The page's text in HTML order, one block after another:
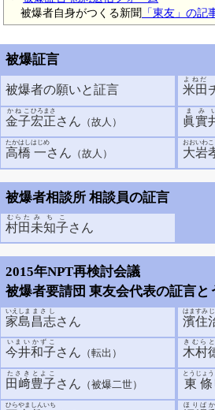
被爆者自身がつくる新聞 「東友」の記
被爆証言
被爆者の願いと証言 米田
よねだ
金子
かねこ
宏正
ひろまさ
さん （故人） 眞實
まみ
高橋
たかはし
一
はじめ
さん （故人） 大岩
おおいわ
被爆者相談所 相談員の証言
村田
むらた
未知子
みちこ
さん
2015年NPT再検討会議
被爆者要請団 東友会代表の証言と
家島
いえしま
昌志
まさし
さん 濱住
はますみ
今井
いまい
和子
かずこ
さん （転出） 木村
きむら
田﨑
たさき
豊子
とよこ
さん （被爆二世） 東條
とうじょう
ひらやま しんいち ほりば